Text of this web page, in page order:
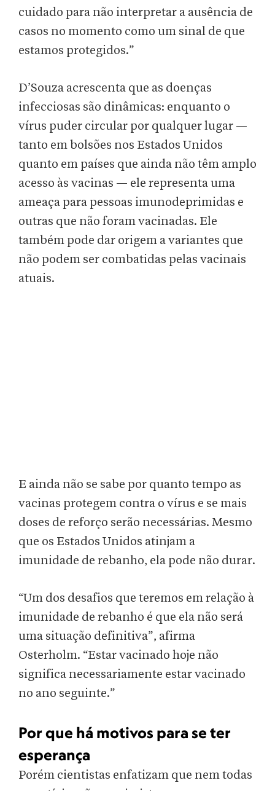
cuidado para não interpretar a ausência de
casos no momento como um sinal de que
estamos protegidos.”
D’Souza acrescenta que as doenças
infecciosas são dinâmicas: enquanto o
vírus puder circular por qualquer lugar —
tanto em bolsões nos Estados Unidos
quanto em países que ainda não têm amplo
acesso às vacinas — ele representa uma
ameaça para pessoas imunodeprimidas e
outras que não foram vacinadas. Ele
também pode dar origem a variantes que
não podem ser combatidas pelas vacinais
atuais.
E ainda não se sabe por quanto tempo as
vacinas protegem contra o vírus e se mais
doses de reforço serão necessárias. Mesmo
que os Estados Unidos atinjam a
imunidade de rebanho, ela pode não durar.
“Um dos desafios que teremos em relação à
imunidade de rebanho é que ela não será
uma situação definitiva”, afirma
Osterholm. “Estar vacinado hoje não
significa necessariamente estar vacinado
no ano seguinte.”
Por que há motivos para se ter
esperança
Porém cientistas enfatizam que nem todas